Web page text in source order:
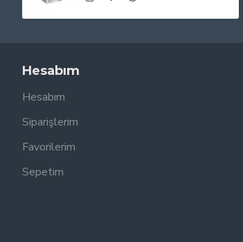
Hesabım
Hesabım
Siparişlerim
Favorilerim
Sepetim